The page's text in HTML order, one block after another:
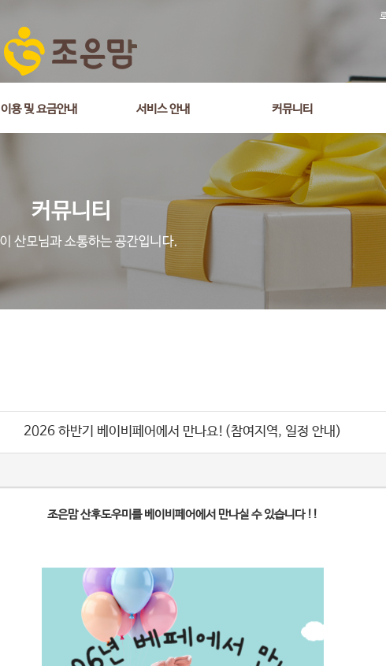
이용 및 요금안내 서비스 안내 커뮤니티
2026 하반기 베이비페어에서 만나요!(참여지역, 일정 안내)
조은맘 산후도우미를 베이비페어에서 만나실 수 있습니다 !!